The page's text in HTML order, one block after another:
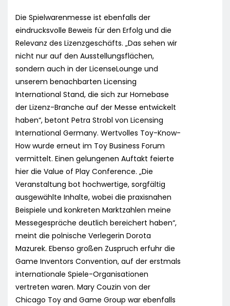
Die Spielwarenmesse ist ebenfalls der
eindrucksvolle Beweis für den Erfolg und die
Relevanz des Lizenzgeschäfts. „Das sehen wir
nicht nur auf den Ausstellungsflächen,
sondern auch in der LicenseLounge und
unserem benachbarten Licensing
International Stand, die sich zur Homebase
der Lizenz-Branche auf der Messe entwickelt
haben“, betont Petra Strobl von Licensing
International Germany. Wertvolles Toy-Know-
How wurde erneut im Toy Business Forum
vermittelt. Einen gelungenen Auftakt feierte
hier die Value of Play Conference. „Die
Veranstaltung bot hochwertige, sorgfältig
ausgewählte Inhalte, wobei die praxisnahen
Beispiele und konkreten Marktzahlen meine
Messegespräche deutlich bereichert haben“,
meint die polnische Verlegerin Dorota
Mazurek. Ebenso großen Zuspruch erfuhr die
Game Inventors Convention, auf der erstmals
internationale Spiele-Organisationen
vertreten waren. Mary Couzin von der
Chicago Toy and Game Group war ebenfalls